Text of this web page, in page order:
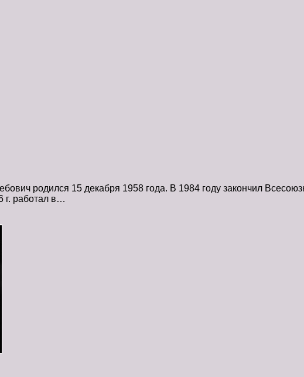
родился 15 декабря 1958 года. В 1984 году закончил
г. работал в…